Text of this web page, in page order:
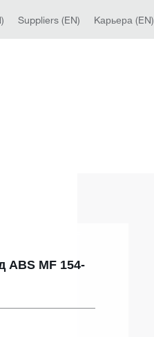
Suppliers (EN) Kарьера (EN)
ABS MF 154-